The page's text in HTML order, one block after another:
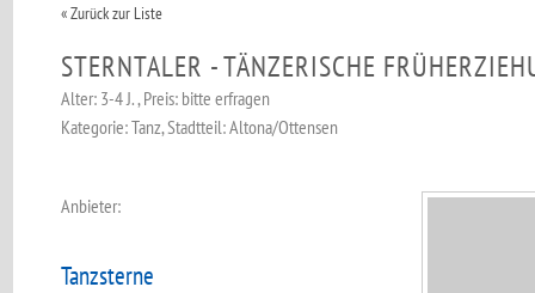
« Zurück zur Liste
STERNTALER - TÄNZERISCHE
Alter: 3-4 J. , Preis: bitte erfragen
Kategorie: Tanz, Stadtteil: Altona/Ottensen
Anbieter:
Tanzsterne